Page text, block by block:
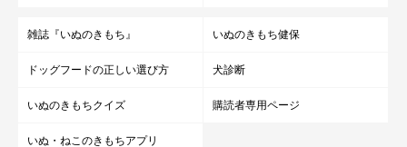
雑誌『いぬのきもち』 いぬのきもち健保
ドッグフードの正しい選び方 犬診断
いぬのきもちクイズ 購読者専用ページ
いぬ・ねこのきもちアプリ